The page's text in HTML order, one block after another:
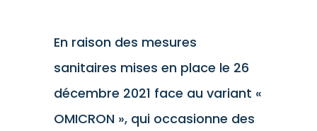
En raison des mesures
sanitaires mises en place le 26
décembre 2021 face au variant «
OMICRON », qui occasionne des